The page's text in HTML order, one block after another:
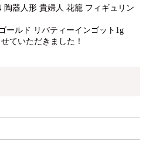
器人形 貴婦人 花籠 フィギュリン
ールド リバティーインゴット1g
ていただきました！